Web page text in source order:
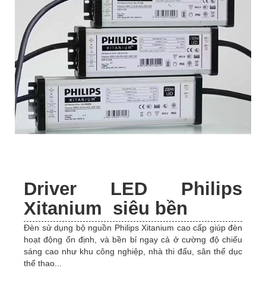
Driver LED Philips
Xitanium siêu bền
Đèn sử dụng bộ nguồn Philips Xitanium cao cấp giúp đèn
hoạt động ổn định, và bền bỉ ngay cả ở cường độ chiếu
sáng cao như khu công nghiệp, nhà thi đấu, sân thể dục
thể thao...